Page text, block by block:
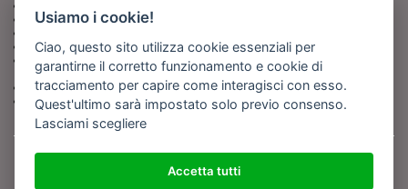
Scrivi alla redazione
Sostieni Barinedita
Iscriviti al nostro corso di
giornalismo
Compra i nostri libri
Entra in Barinedita Map
Powered byNetboom
BARIREPORT s.a.s., Partita IVA 07355350724
Copyright BARIREPORT s.a.s. All rights reserved - Tutte le fotografie recanti il
logo di Barinedita sono state commissionate da BARIREPORT s.a.s. che ne
Usiamo i cookie!
Ciao, questo sito utilizza cookie essenziali per
garantirne il corretto funzionamento e cookie di
tracciamento per capire come interagisci con esso.
Quest'ultimo sarà impostato solo previo consenso.
Lasciami scegliere
Accetta tutti